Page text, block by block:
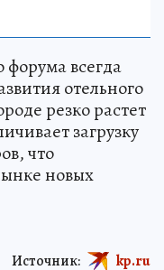
всегда
отельного
резко растет
загрузку
что
новых
Источник: kp.ru